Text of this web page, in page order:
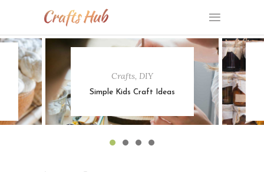
DIY ,Recepies
Make perfect
marmalade